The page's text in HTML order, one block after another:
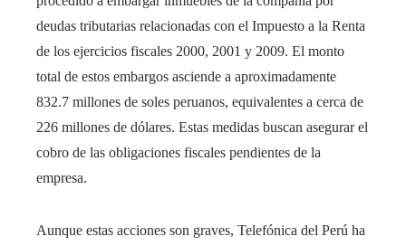
deudas tributarias relacionadas con el Impuesto a la Renta
de los ejercicios fiscales 2000, 2001 y 2009. El monto
total de estos embargos asciende a aproximadamente
832.7 millones de soles peruanos, equivalentes a cerca de
226 millones de dólares. Estas medidas buscan asegurar el
cobro de las obligaciones fiscales pendientes de la
empresa.
Aunque estas acciones son graves, Telefónica del Perú ha